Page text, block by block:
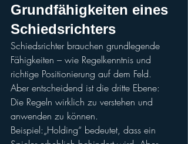
Grundfähigkeiten eines
Schiedsrichters
Schiedsrichter brauchen grundlegende
Fähigkeiten – wie Regelkenntnis und
richtige Positionierung auf dem Feld.
Aber entscheidend ist die dritte Ebene:
Die Regeln wirklich zu verstehen und
anwenden zu können.
Beispiel:„Holding“ bedeutet, dass ein